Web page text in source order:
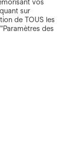
vos
sur
de TOUS les
des